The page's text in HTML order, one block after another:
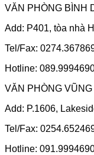
VĂN PHÒNG BÌNH
Add: P401, tòa nhà
Tel/Fax:
Hotline:
VĂN PHÒNG VŨNG
Add: P.1606,
Tel/Fax:
Hotline: